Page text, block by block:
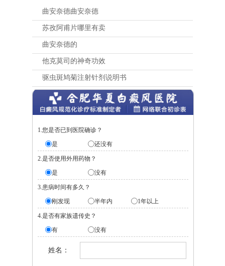
曲安奈德曲安奈德
苏孜阿甫片哪里有卖
曲安奈德的
他克莫司的神奇功效
驱虫斑鸠菊注射针剂说明书
1.您是否已到医院确诊？
是
还没有
2.是否使用外用药物？
是
没有
3.患病时间有多久？
刚发现
半年内 1年以上
4.是否有家族遗传史？
有
没有
姓名：